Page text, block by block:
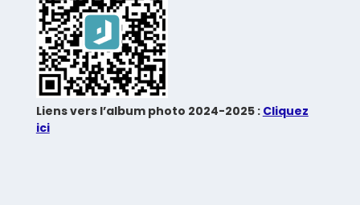
Liens vers l’album photo 2024-2025 : Cliquez
ici